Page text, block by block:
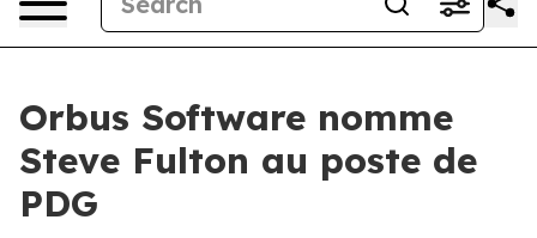
Orbus Software nomme
Steve Fulton au poste de
PDG